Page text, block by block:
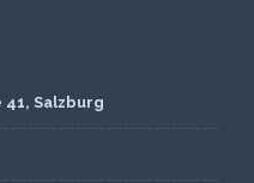
Salzburg